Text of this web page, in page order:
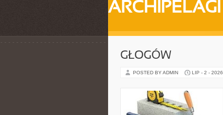
ARCHIPELAGI
GŁOGÓW
POSTED BY ADMIN LIP - 2 - 2026